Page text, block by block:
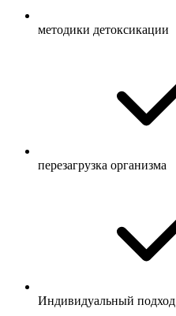
методики детоксикации
перезагрузка организма
Индивидуальный подход